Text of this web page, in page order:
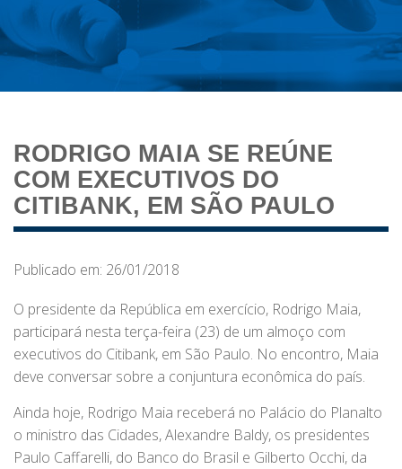
RODRIGO MAIA SE REÚNE
COM EXECUTIVOS DO
CITIBANK, EM SÃO PAULO
Publicado em: 26/01/2018
O presidente da República em exercício, Rodrigo Maia,
participará nesta terça-feira (23) de um almoço com
executivos do Citibank, em São Paulo. No encontro, Maia
deve conversar sobre a conjuntura econômica do país.
Ainda hoje, Rodrigo Maia receberá no Palácio do Planalto
o ministro das Cidades, Alexandre Baldy, os presidentes
Paulo Caffarelli, do Banco do Brasil e Gilberto Occhi, da